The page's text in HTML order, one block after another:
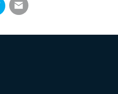
sur Facebook
sur Twitter
Partager par email